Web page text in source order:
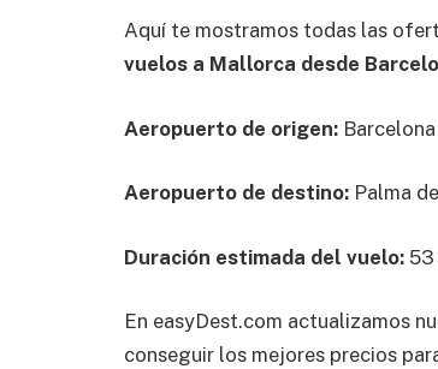
Aquí te mostramos todas las
vuelos a Mallorca desde
Aeropuerto de origen:
Aeropuerto de destino: Palma
Duración estimada del vuelo: 53
En easyDest.com actualizamos
conseguir los mejores precios